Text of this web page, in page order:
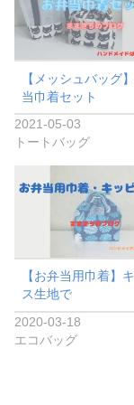
【メッシュバッグ
当巾着セット
2021-05-03
トートバッグ
【お弁当用巾着】
ス生地で
2020-03-18
エコバッグ